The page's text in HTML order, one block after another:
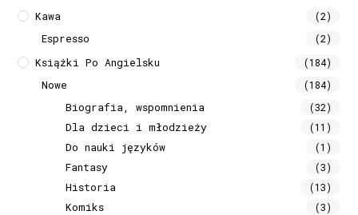
Kawa (2)
Espresso (2)
Książki Po Angielsku (184)
Nowe (184)
Biografia, wspomnienia (32)
Dla dzieci i młodzieży (11)
Do nauki języków (1)
Fantasy (3)
Historia (13)
Komiks (3)